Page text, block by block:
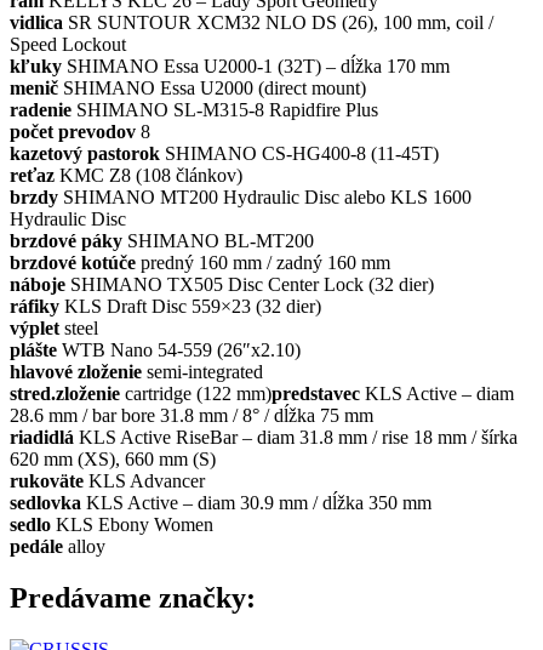
vidlica SR SUNTOUR XCM32 NLO DS (26), 100 mm, coil /
Speed Lockout
kľuky SHIMANO Essa U2000-1 (32T) – dĺžka 170 mm
menič SHIMANO Essa U2000 (direct mount)
radenie SHIMANO SL-M315-8 Rapidfire Plus
počet prevodov 8
kazetový pastorok SHIMANO CS-HG400-8 (11-45T)
reťaz KMC Z8 (108 článkov)
brzdy SHIMANO MT200 Hydraulic Disc alebo KLS 1600
Hydraulic Disc
brzdové páky SHIMANO BL-MT200
brzdové kotúče predný 160 mm / zadný 160 mm
náboje SHIMANO TX505 Disc Center Lock (32 dier)
ráfiky KLS Draft Disc 559×23 (32 dier)
výplet steel
plášte WTB Nano 54-559 (26″x2.10)
hlavové zloženie semi-integrated
stred.zloženie cartridge (122 mm)predstavec KLS Active – diam
28.6 mm / bar bore 31.8 mm / 8° / dĺžka 75 mm
riadidlá KLS Active RiseBar – diam 31.8 mm / rise 18 mm / šírka
620 mm (XS), 660 mm (S)
rukoväte KLS Advancer
sedlovka KLS Active – diam 30.9 mm / dĺžka 350 mm
sedlo KLS Ebony Women
pedále alloy
Predávame značky: